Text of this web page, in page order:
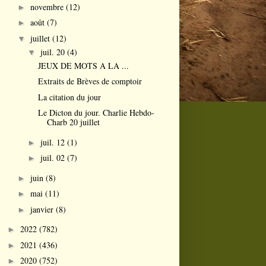
► novembre (12)
► août (7)
▼ juillet (12)
▼ juil. 20 (4)
JEUX DE MOTS A LA ...
Extraits de Brèves de comptoir
La citation du jour
Le Dicton du jour. Charlie Hebdo-
Charb 20 juillet
► juil. 12 (1)
► juil. 02 (7)
► juin (8)
► mai (11)
► janvier (8)
► 2022 (782)
► 2021 (436)
► 2020 (752)